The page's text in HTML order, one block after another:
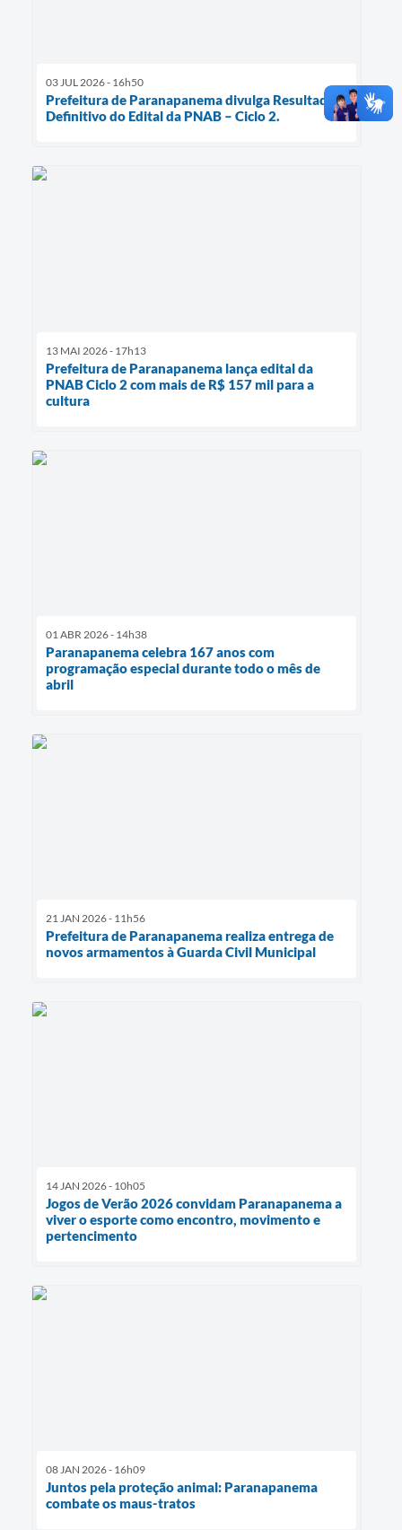
03 JUL 2026 - 16h50
Prefeitura de Paranapanema divulga Resultado
Definitivo do Edital da PNAB – Ciclo 2.
13 MAI 2026 - 17h13
Prefeitura de Paranapanema lança edital da
PNAB Ciclo 2 com mais de R$ 157 mil para a
cultura
01 ABR 2026 - 14h38
Paranapanema celebra 167 anos com
programação especial durante todo o mês de
abril
21 JAN 2026 - 11h56
Prefeitura de Paranapanema realiza entrega de
novos armamentos à Guarda Civil Municipal
14 JAN 2026 - 10h05
Jogos de Verão 2026 convidam Paranapanema a
viver o esporte como encontro, movimento e
pertencimento
08 JAN 2026 - 16h09
Juntos pela proteção animal: Paranapanema
combate os maus-tratos